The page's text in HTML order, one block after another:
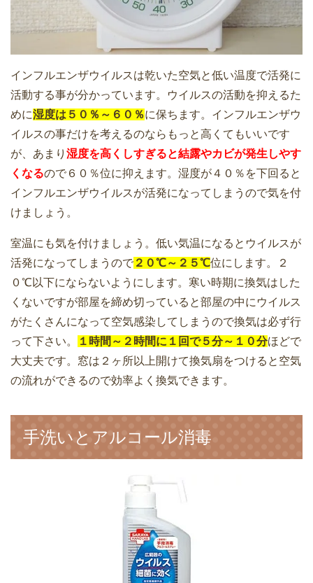
インフルエンザウイルスは乾いた空気と低い温度で活発に
活動する事が分かっています。ウイルスの活動を抑えるた
めに湿度は５０％～６０％に保ちます。インフルエンザウ
イルスの事だけを考えるのならもっと高くてもいいです
が、あまり 湿度を高くしすぎると結露やカビが発生しやす
くなるので６０％位に抑えます。湿度が４０％を下回ると
インフルエンザウイルスが活発になってしまうので気を付
けましょう。
室温にも気を付けましょう。低い気温になるとウイルスが
活発になってしまうので ２０℃～２５℃位にします。２
０℃以下にならないようにします。寒い時期に換気はした
くないですが部屋を締め切っていると部屋の中にウイルス
がたくさんになって空気感染してしまうので換気は必ず行
って下さい。
１時間～２時間に１回で５分～１０分ほどで
大丈夫です。窓は２ヶ所以上開けて換気扇をつけると空気
の流れができるので効率よく換気できます。
手洗いとアルコール消毒